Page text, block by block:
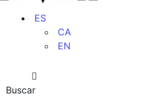
ES
CA
EN
Buscar